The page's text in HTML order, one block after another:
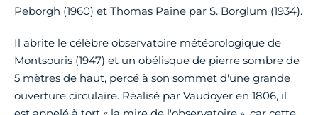
Peborgh (1960) et Thomas Paine par S. Borglum (1934).
Il abrite le célèbre observatoire météorologique de
Montsouris (1947) et un obélisque de pierre sombre de
5 mètres de haut, percé à son sommet d'une grande
ouverture circulaire. Réalisé par Vaudoyer en 1806, il